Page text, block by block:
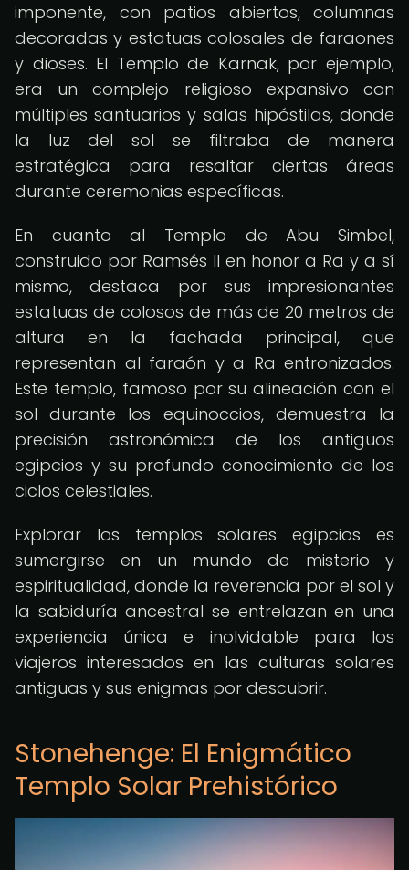
imponente, con patios abiertos, columnas
decoradas y estatuas colosales de faraones
y dioses. El Templo de Karnak, por ejemplo,
era un complejo religioso expansivo con
múltiples santuarios y salas hipóstilas, donde
la luz del sol se filtraba de manera
estratégica para resaltar ciertas áreas
durante ceremonias específicas.
En cuanto al Templo de Abu Simbel,
construido por Ramsés II en honor a Ra y a sí
mismo, destaca por sus impresionantes
estatuas de colosos de más de 20 metros de
altura en la fachada principal, que
representan al faraón y a Ra entronizados.
Este templo, famoso por su alineación con el
sol durante los equinoccios, demuestra la
precisión astronómica de los antiguos
egipcios y su profundo conocimiento de los
ciclos celestiales.
Explorar los templos solares egipcios es
sumergirse en un mundo de misterio y
espiritualidad, donde la reverencia por el sol y
la sabiduría ancestral se entrelazan en una
experiencia única e inolvidable para los
viajeros interesados en las culturas solares
antiguas y sus enigmas por descubrir.
Stonehenge: El Enigmático
Templo Solar Prehistórico